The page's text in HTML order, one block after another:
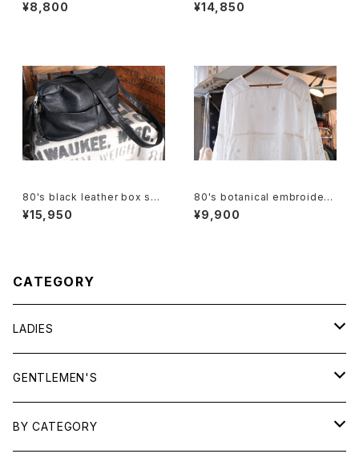
A."
¥8,800 ¥14,850
80's black leather box sho
ulder Bag w/ tassel accent
¥15,950
80's botanical embroidere
d Indian cotton pullover Bl
ouse
¥9,900
CATEGORY
LADIES
TOPS
SHIRTS
OUTERWEAR
GENTLEMEN'S
TOPS
BY CATEGORY